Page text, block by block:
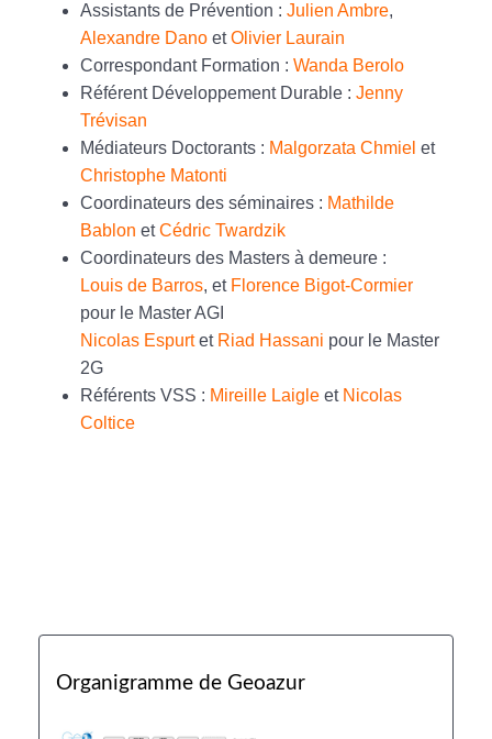
Assistants de Prévention : Julien Ambre,
Alexandre Dano etOlivier Laurain
Correspondant Formation : Wanda Berolo
Référent Développement Durable : Jenny
Trévisan
Médiateurs Doctorants : Malgorzata Chmiel et
Christophe Matonti
Coordinateurs des séminaires : Mathilde
Bablon etCédric Twardzik
Coordinateurs des Masters à demeure :
Louis de Barros, et Florence Bigot-Cormier
pour le Master AGI
Nicolas Espurtet Riad Hassani pour le Master
2G
Référents VSS : Mireille Laigle et Nicolas
Coltice
Organigramme de Geoazur